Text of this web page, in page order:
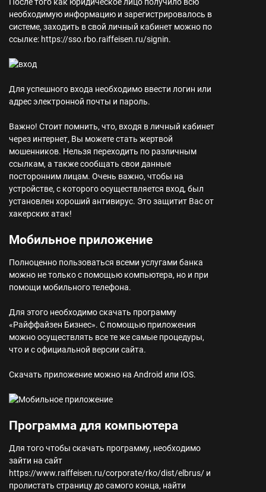
необходимую информацию и зарегистрировалось в
системе, заходить в свой личный кабинет можно по
ссылке: https://sso.rbo.raiffeisen.ru/signin.
Для успешного входа необходимо ввести логин или
адрес электронной почты и пароль.
Важно! Стоит помнить, что, входя в личный кабинет
через интернет, Вы можете стать жертвой
мошенников. Нельзя переходить по различным
ссылкам, а также сообщать свои данные
посторонним лицам. Очень важно, чтобы на
устройстве, с которого осуществляется вход, был
установлен хороший антивирус. Это защитит Вас от
хакерских атак!
Мобильное приложение
Полноценно пользоваться всеми услугами банка
можно не только с помощью компьютера, но и при
помощи мобильного телефона.
Для этого необходимо скачать программу
«Райффайзен Бизнес». С помощью приложения
можно осуществлять все те же самые процедуры,
что и с официальной версии сайта.
Скачать приложение можно на Android или IOS.
Программа для компьютера
Для того чтобы скачать программу, необходимо
зайти на сайт
https://www.raiffeisen.ru/corporate/rko/dist/elbrus/ и
пролистать страницу до самого конца, найти